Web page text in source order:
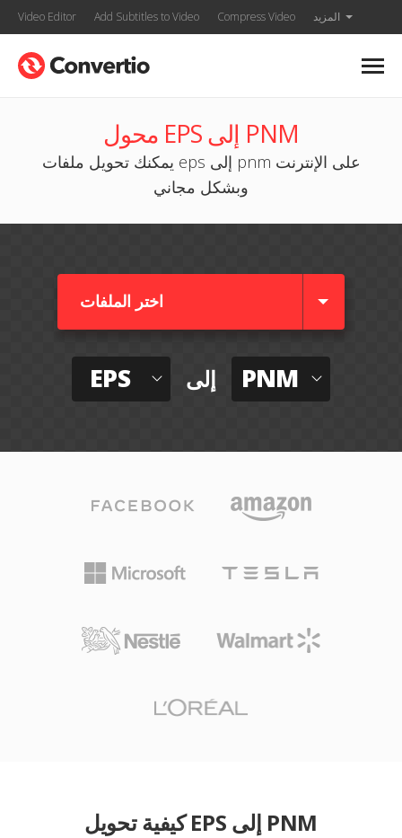
Video Editor Add Subtitles to Video Compress Video المزيد
محول EPS إلى PNM
يمكنك تحويل ملفات eps إلى pnm على الإنترنت
وبشكل مجاني
اختر الملفات
EPS إلى PNM
كيفية تحويل EPS إلى PNM